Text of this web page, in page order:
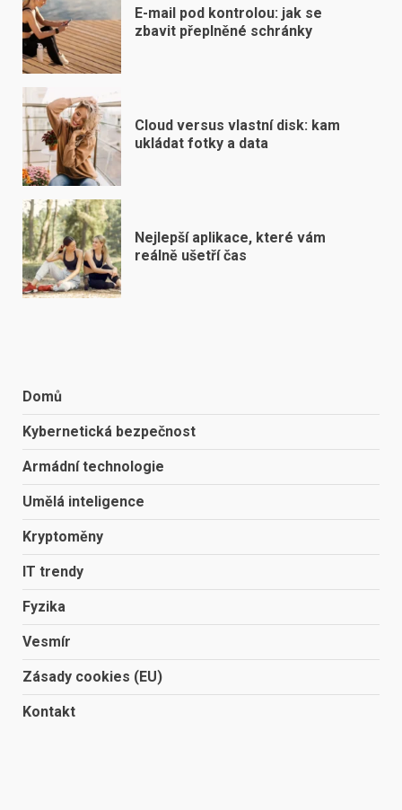
E-mail pod kontrolou: jak se
zbavit přeplněné schránky
Cloud versus vlastní disk: kam
ukládat fotky a data
Nejlepší aplikace, které vám
reálně ušetří čas
Domů
Kybernetická bezpečnost
Armádní technologie
Umělá inteligence
Kryptoměny
IT trendy
Fyzika
Vesmír
Zásady cookies (EU)
Kontakt